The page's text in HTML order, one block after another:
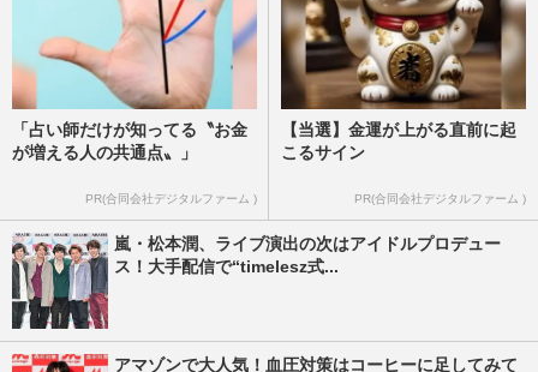
「占い師だけが知ってる〝お金
が増える人の共通点〟」
PR(合同会社デジタルファーム )
【当選】金運が上がる直前に起
こるサイン
PR(合同会社デジタルファーム )
嵐・松本潤、ライブ演出の次はアイドルプロデュー
ス！大手配信で“timelesz式...
アマゾンで大人気！血圧対策はコーヒーに足してみて